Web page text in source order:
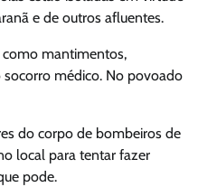
e de outros afluentes.
mantimentos,
médico. No povoado
do corpo de bombeiros de
local para tentar fazer
pode.